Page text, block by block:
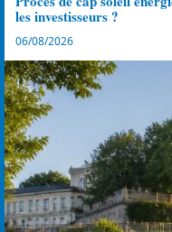
les investisseurs ?
06/08/2026